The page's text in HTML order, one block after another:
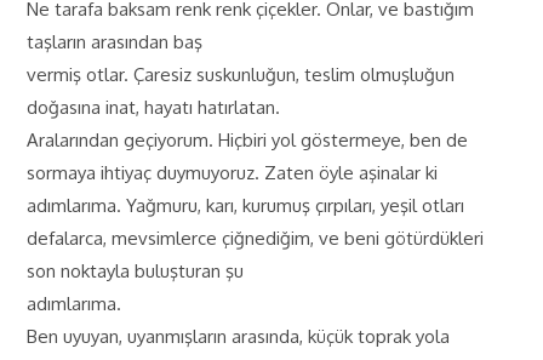
Ne tarafa baksam renk renk çiçekler. Onlar, ve bastığım
taşların arasından baş
vermiş otlar. Çaresiz suskunluğun, teslim olmuşluğun
doğasına inat, hayatı hatırlatan.
Aralarından geçiyorum. Hiçbiri yol göstermeye, ben de
sormaya ihtiyaç duymuyoruz. Zaten öyle aşinalar ki
adımlarıma. Yağmuru, karı, kurumuş çırpıları, yeşil otları
defalarca, mevsimlerce çiğnediğim, ve beni götürdükleri
son noktayla buluşturan şu
adımlarıma.
Ben uyuyan, uyanmışların arasında, küçük toprak yola